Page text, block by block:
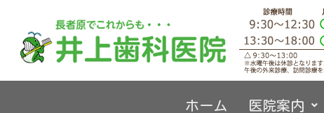
ホーム 医院案内
ホワイトニング